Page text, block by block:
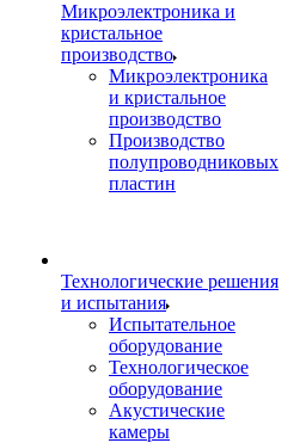
Микроэлектроника и
кристальное
производство
Микроэлектроника
и кристальное
производство
Производство
полупроводниковых
пластин
Технологические решения
и испытания
Испытательное
оборудование
Технологическое
оборудование
Акустические
камеры